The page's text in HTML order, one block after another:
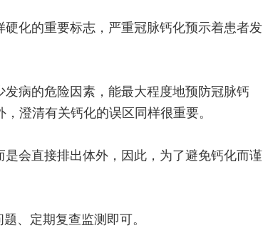
化的重要标志，严重冠脉钙化预示着患者发
病的危险因素，能最大程度地预防冠脉钙
澄清有关钙化的误区同样很重要。
会直接排出体外，因此，为了避免钙化而谨
、定期复查监测即可。